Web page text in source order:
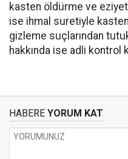
kasten öldürme ve
ise ihmal suretiyle
gizleme suçlarından
hakkında ise adli kontrol
HABERE YORUM KAT